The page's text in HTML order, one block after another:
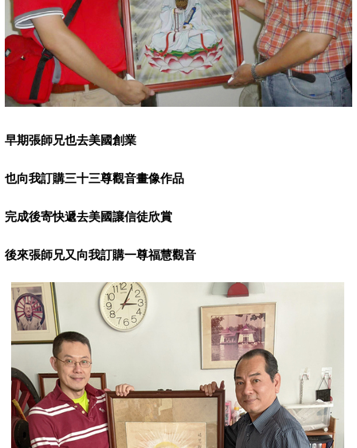
早期張師兄也去美國創業
也向我訂購三十三尊觀音畫像作品
完成後寄快遞去美國讓信徒欣賞
後來張師兄又向我訂購一尊福慧觀音